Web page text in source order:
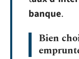
banque.
Bien